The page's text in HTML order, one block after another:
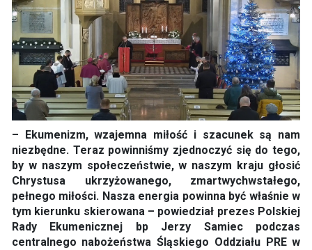
– Ekumenizm, wzajemna miłość i szacunek są nam
niezbędne. Teraz powinniśmy zjednoczyć się do tego,
by w naszym społeczeństwie, w naszym kraju głosić
Chrystusa ukrzyżowanego, zmartwychwstałego,
pełnego miłości. Nasza energia powinna być właśnie w
tym kierunku skierowana – powiedział prezes Polskiej
Rady Ekumenicznej bp Jerzy Samiec podczas
centralnego nabożeństwa Śląskiego Oddziału PRE w